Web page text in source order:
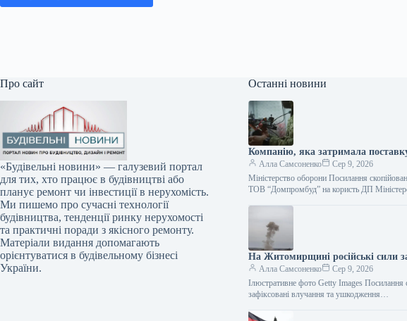
Про сайт
«Будівельні новини» — галузевий портал
для тих, хто працює в будівництві або
планує ремонт чи інвестиції в нерухомість.
Ми пишемо про сучасні технології
будівництва, тенденції ринку нерухомості
та практичні поради з якісного ремонту.
Матеріали видання допомагають
орієнтуватися в будівельному бізнесі
України.
Останні новини
Компанію, яка затримала
Алла Самсоненко
Сер 9, 2026
Міністерство оборони Посилання
ТОВ “Домпромбуд” на користь ДП
На Житомирщині російські сили
Алла Самсоненко
Сер 9, 2026
Ілюстративне фото Getty Images Посилання
зафіксовані влучання та ушкодження…